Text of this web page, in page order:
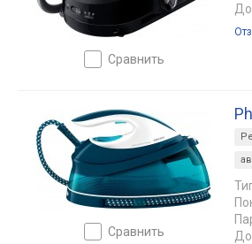
сравнить
сравнить